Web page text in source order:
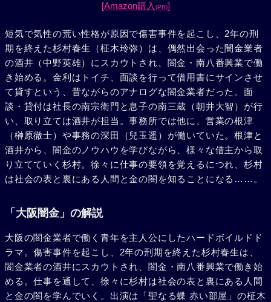
[Amazon購入 (PR)]
短気で気性の荒い性格が原因で傷害事件を起こし、2年の刑
期を終えた杉村春生（柾木玲弥）は、偶然出会った闇金業者
の酒井（中野英雄）にスカウトされ、闇金・南八番興業で働
き始める。金利はトイチ、面談を行って借用書にサインさせ
て貸すという、昔ながらのアナログな闇金業者だった。面
談・貸付は社長の南宗衛門と息子の南三蔵（朝井大智）が行
い、取り立ては酒井が担当。事務所では他に、営業の根津
（榊原徹士）や事務の深田（兒玉遥）が働いていた。根津と
酒井から、闇金のノウハウを学びながら、様々な借主から取
り立てていく杉村。徐々に仕事の要領を覚えるにつれ、杉村
は社会の表と裏にある人間と金の闇を知ることになる……。
「大阪闇金」の解説
大阪の闇金業者で働く青年を主人公にしたハードボイルドド
ラマ。傷害事件を起こし、2年の刑期を終えた杉村春生は、
闇金業者の酒井にスカウトされ、闇金・南八番興業で働き始
める。仕事を通して、徐々に杉村は社会の表と裏にある人間
と金の闇を学んでいく。出演は「聖なる蝶 赤い部屋」の柾木